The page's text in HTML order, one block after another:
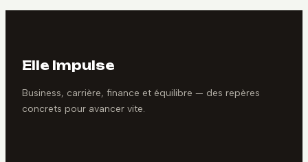
Elle Impulse
Business, carrière, finance et équilibre — des repères
concrets pour avancer vite.